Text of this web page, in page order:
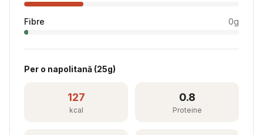
Fibre 0g
Per o napolitană (25g)
127
kcal
0.8
Proteine